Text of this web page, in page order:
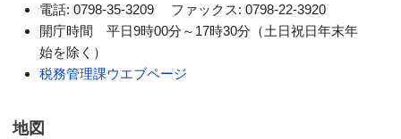
電話: 0798-35-3209 ファックス: 0798-22-3920
開庁時間 平日9時00分～17時30分（土日祝日年末年
始を除く）
税務管理課ウエブページ
地図